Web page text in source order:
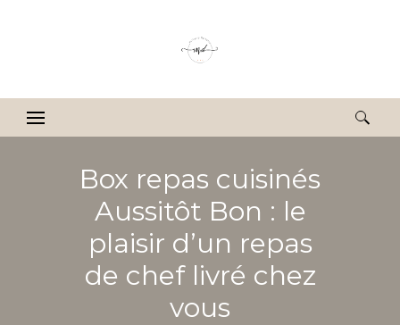
Rechercher :
Box repas cuisinés
Aussitôt Bon : le
plaisir d’un repas
de chef livré chez
vous